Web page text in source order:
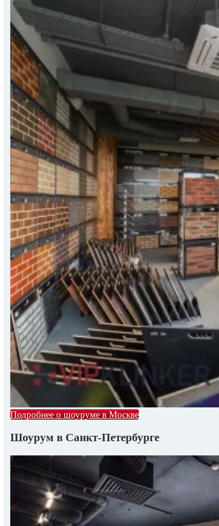
Подробнее о шоуруме в Москве
Шоурум в Санкт-Петербурге